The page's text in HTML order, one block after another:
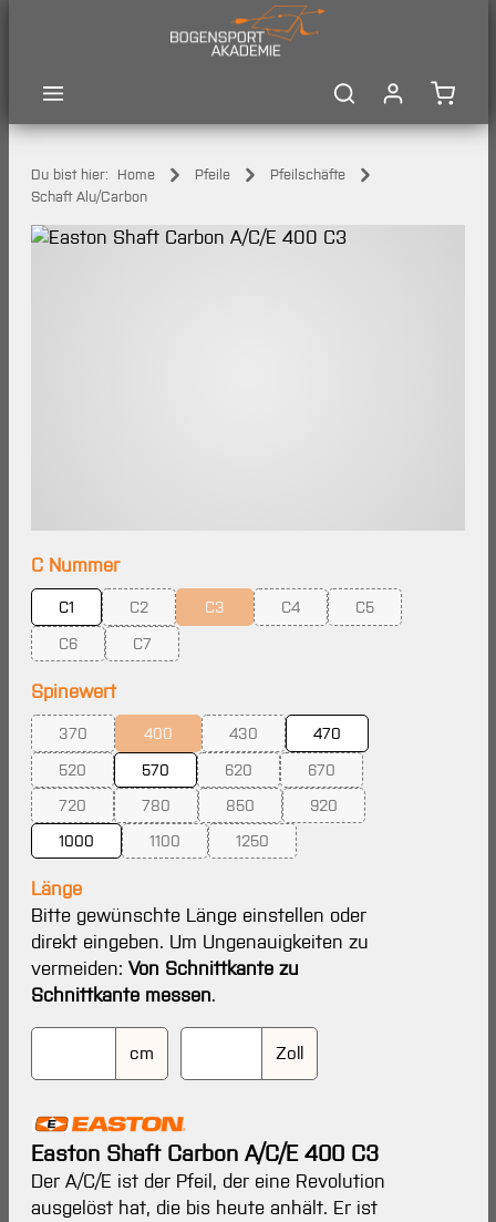
Du bist hier: Home Pfeile
Pfeilschäfte
Schaft Alu/Carbon
Bildergalerie überspringen
C Nummerauswählen
C1 C2
(Diese Option ist zurzeit nicht verfügbar.)
C3
(Diese Option ist zurzeit nicht verfügbar.)
C4
(Diese Option ist zurzeit nicht
C5
(Diese Option ist
C6
(Diese Option ist zurzeit nicht verfügbar.)
C7
(Diese Option ist zurzeit nicht verfügbar.)
Spinewertauswählen
370
(Diese Option ist zurzeit nicht verfügbar.)
400
(Diese Option ist zurzeit nicht verfügbar.)
430
(Diese Option ist zurzeit nicht
470
520
(Diese Option ist zurzeit nicht verfügbar.)
570 620
(Diese Option ist zurzeit nicht
670
(Diese Option ist zurzeit
720
(Diese Option ist zurzeit nicht verfügbar.)
780
(Diese Option ist zurzeit nicht verfügbar.)
850
(Diese Option ist zurzeit nicht
920
(Diese Option ist zurzeit
1000 1100
(Diese Option ist zurzeit nicht verfügbar.)
1250
(Diese Option ist zurzeit nicht
Länge
Bitte gewünschte Länge einstellen oder
direkt eingeben. Um Ungenauigkeiten zu
vermeiden: Von Schnittkante zu
Schnittkante messen.
cm Zoll
Easton Shaft Carbon A/C/E 400 C3
Der A/C/E ist der Pfeil, der eine Revolution
ausgelöst hat, die bis heute anhält. Er ist